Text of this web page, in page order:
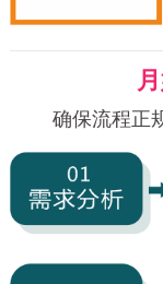
确保流程正